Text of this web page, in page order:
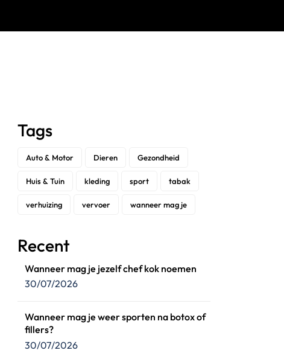
Tags
Auto & Motor Dieren Gezondheid
Huis & Tuin kleding sport tabak
verhuizing vervoer wanneer mag je
Recent
Wanneer mag je jezelf chef kok noemen
30/07/2026
Wanneer mag je weer sporten na botox of
fillers?
30/07/2026